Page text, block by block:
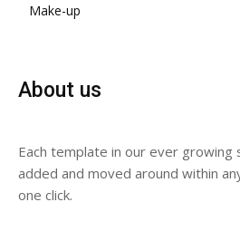
Make-up
About us
Each template in our ever growing
added and moved around within
one click.